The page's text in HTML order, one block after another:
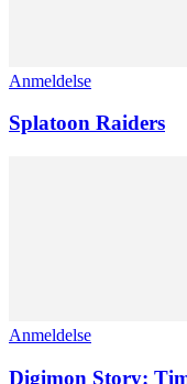
Anmeldelse
Splatoon Raiders
Anmeldelse
Digimon Story: